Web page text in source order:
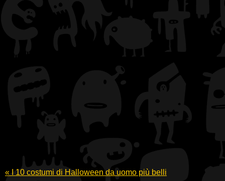
« I 10 costumi di Halloween da uomo più belli